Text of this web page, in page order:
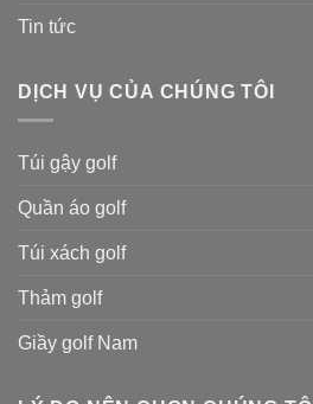
Tin tức
DỊCH VỤ CỦA CHÚNG TÔI
Túi gậy golf
Quần áo golf
Túi xách golf
Thảm golf
Giầy golf Nam